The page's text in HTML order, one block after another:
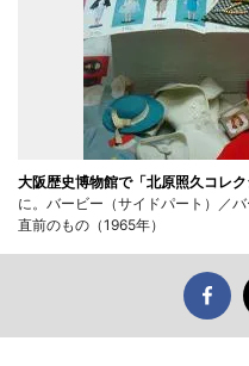
大阪歴史博物館で「北原照久コレク
に。バービー（サイドパート）／
直前のもの（1965年）